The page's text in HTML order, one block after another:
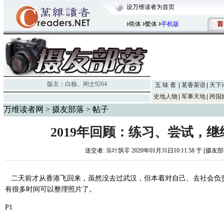
设万维读者为首页
简体 繁体 手机版 首
版主： 白杨、 闲士9264 五 味 斋 茗香茶语
天下
史地人物
军事天地 跨国
万维读者网 > 摄友部落 > 帖子
2019年回顾：练习、尝试，
送交者: 落叶飘零2020年01月31日10:11:58 于 [摄友
二天前才从香港飞回来，虽然没去过武汉，但本着对自己、去社会负
有很多时间可以整理照片了。
P1